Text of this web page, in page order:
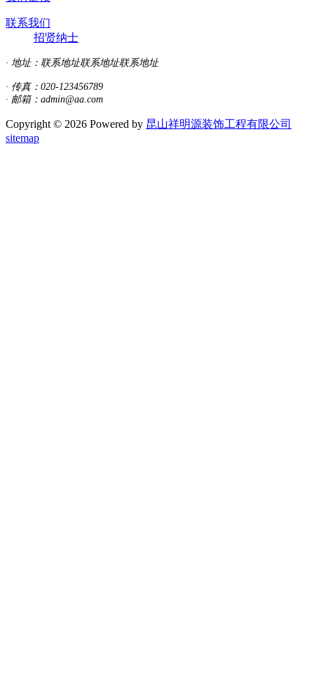
联系我们
招贤纳士
· 地址： 联系地址联系地址联系地址
· 传真：020-123456789
· 邮箱：admin@aa.com
Copyright © 2026 Powered by 昆山祥明源装饰工程有限公司
sitemap